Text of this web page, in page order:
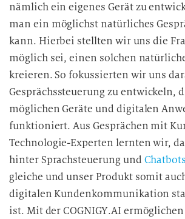
nämlich ein eigenes Gerät zu
man ein möglichst natürliches
kann. Hierbei stellten wir uns die
möglich sei, einen solchen
kreieren. So fokussierten wir uns
Gesprächssteuerung zu entwickeln,
möglichen Geräte und digitalen
funktioniert. Aus Gesprächen mit
Technologie-Experten lernten wir,
hinter Sprachsteuerung und Chatbots
gleiche und unser Produkt somit
digitalen Kundenkommunikation
ist. Mit der COGNIGY.AI